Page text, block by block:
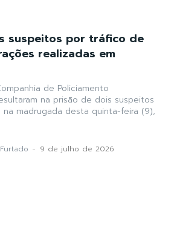
suspeitos por tráfico de
realizadas em
de Policiamento
na prisão de dois suspeitos
madrugada desta quinta-feira (9),
- 9 de julho de 2026